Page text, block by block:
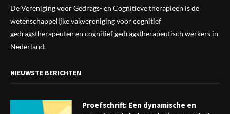
De Vereniging voor Gedrags- en Cognitieve therapieën is de
wetenschappelijke vakverenigingvoor cognitief
gedragstherapeuten en cognitief gedragstherapeutisch werkers in
Nederland.
NIEUWSTE BERICHTEN
Proefschrift: Een dynamische en